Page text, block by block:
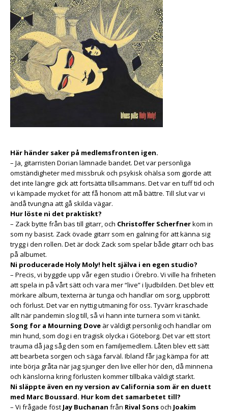
Här händer saker på medlemsfronten igen.
– Ja, gitarristen Dorian lämnade bandet. Det var personliga
omständigheter med missbruk och psykisk ohälsa som gjorde att
det inte längre gick att fortsätta tillsammans. Det var en tuff tid och
vi kämpade mycket för att få honom att må bättre. Till slut var vi
ändå tvungna att gå skilda vägar.
Hur löste ni det praktiskt?
– Zack bytte från bas till gitarr, och Christoffer Scherfnerkom in
som ny basist. Zack övade gitarr som en galning för att känna sig
trygg i den rollen. Det är dock Zack som spelar både gitarr och bas
på albumet.
Ni producerade Holy Moly! helt själva i en egen studio?
– Precis, vi byggde upp vår egen studio i Örebro. Vi ville ha friheten
att spela in på vårt sätt och vara mer “live” i ljudbilden. Det blev ett
mörkare album, texterna är tunga och handlar om sorg, uppbrott
och förlust. Det var en nyttig utmaning för oss. Tyvärr kraschade
allt när pandemin slog till, så vi hann inte turnera som vi tänkt.
Song for a Mourning Dove är väldigt personlig och handlar om
min hund, som dog i en tragisk olycka i Göteborg. Det var ett stort
trauma då jag såg den som en familjemedlem. Låten blev ett sätt
att bearbeta sorgen och säga farväl. Ibland får jag kämpa för att
inte börja gråta när jag sjunger den live eller hör den, då minnena
och känslorna kring förlusten kommer tillbaka väldigt starkt.
Ni släppte även en ny version av California som är en duett
med Marc Boussard. Hur kom det samarbetet till?
– Vi frågade föst Jay Buchanan från Rival Sonsoch Joakim